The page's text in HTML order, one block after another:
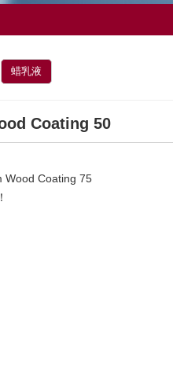
蜡乳液
Coating 50
Wood Coating 75